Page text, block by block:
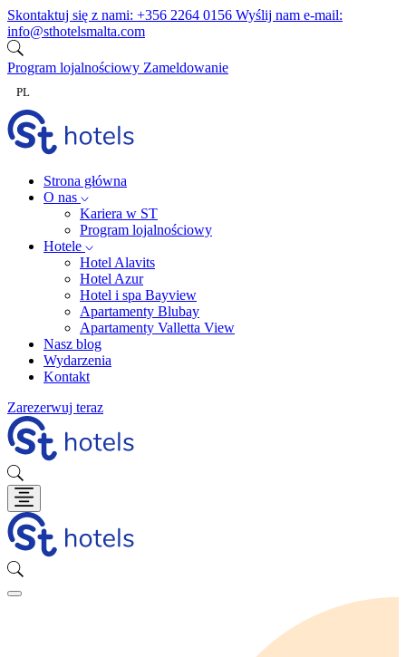
Przejdź do treści
Skontaktuj się z nami: +356 2264 0156 Wyślij nam e-mail:
info@sthotelsmalta.com
Program lojalnościowy Zameldowanie
PL
Strona główna
O nas
Kariera w ST
Program lojalnościowy
Hotele
Hotel Alavits
Hotel Azur
Hotel i spa Bayview
Apartamenty Blubay
Apartamenty Valletta View
Nasz blog
Wydarzenia
Kontakt
Zarezerwuj teraz